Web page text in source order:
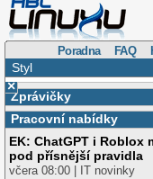
Poradna FAQ
Styl
×
Zprávičky
Pracovní nabídky
EK: ChatGPT i Roblox
pod přísnější pravidla
včera 08:00 | IT novinky